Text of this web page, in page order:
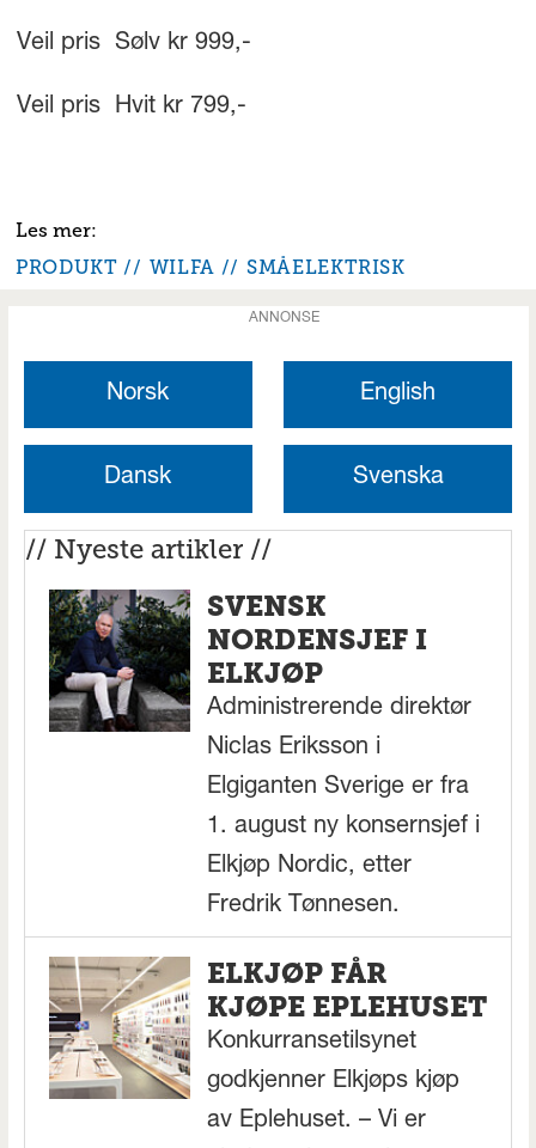
Veil pris Sølv kr 999,-
Veil pris Hvit kr 799,-
PRODUKT WILFA SMÅELEKTRISK
ANNONSE
Norsk English
Dansk Svenska
// Nyeste artikler //
SVENSK
NORDENSJEF I
ELKJØP
Administrerende direktør
Niclas Eriksson i
Elgiganten Sverige er fra
1. august ny konsernsjef i
Elkjøp Nordic, etter
Fredrik Tønnesen.
ELKJØP FÅR
KJØPE EPLEHUSET
Konkurransetilsynet
godkjenner Elkjøps kjøp
av Eplehuset. – Vi er